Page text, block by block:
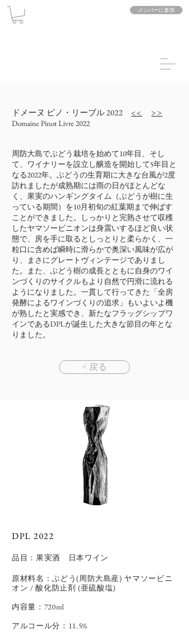
メンバーに参加
ドメーヌ ピノ・リーブル 2022 << >>
Domaine Pinot Livre 2022
周防大島でぶどう栽培を始めて10年目、そし
て、ワイナリーを設立し醸造を開始して5年目と
なる2022年。ぶどうの生育期に大きな台風が2度
訪れましたが成熟期には雨の日がほとんどな
く、果実のハンギングタイム（ぶどうが樹に生
っている期間）を10月初旬の紅葉期まで伸ばす
ことができました。しっかりと完熟させて収穫
したヤマソービニオンは身震いするほど良い状
態で、房を手に取るとしっとりと柔らかく、一
粒口に含めば瞬時に滑らかで奥深い風味が広が
り、まさにグレートヴィンテージでありまし
た。また、ぶどう樹の成長とともに自身のワイ
ンづくりのサイクルもより自然で円滑に流れる
ようになりました。一貫して行ってきた「全房
発酵によるワインづくりの追求」もいよいよ機
が熟したと実感でき、新たなフラッグシップワ
インであるDPLが誕生した大きな節目の年とな
りました。
< 戻る
DPL 2022
品目： 果実酒 日本ワイン
原材料名：ぶどう(周防大島産) ヤマソービニ
オン / 酸化防止剤 (亜硫酸塩)
内容量：720ml
アルコール分：11.5%